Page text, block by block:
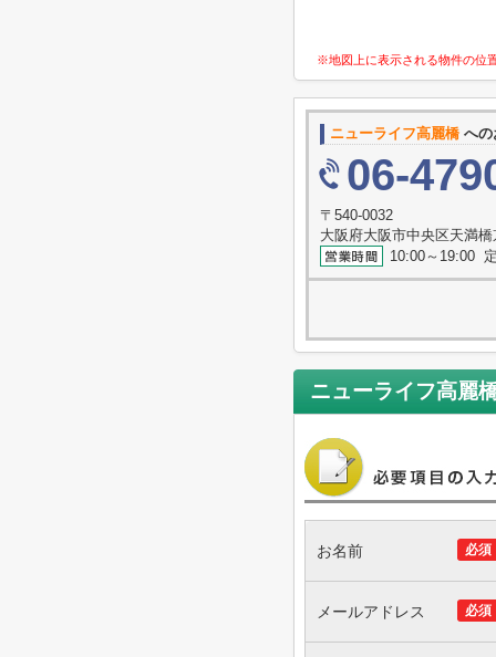
※地図上に表示される物件の位
ニューライフ高麗橋 へ
06-
〒540-0032
大阪府大阪市中央区天満
10:00～19:00
ニューライフ高麗
必須
お名前
必須
メールアドレス